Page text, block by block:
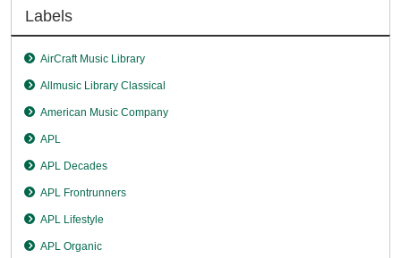
Labels
AirCraft Music Library
Allmusic Library Classical
American Music Company
APL
APL Decades
APL Frontrunners
APL Lifestyle
APL Organic